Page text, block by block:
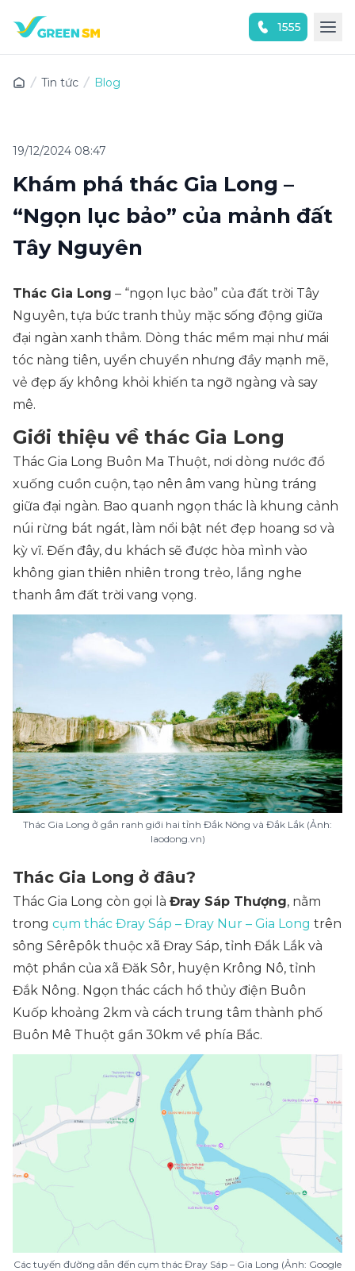
1555
Tin tức Blog
19/12/2024 08:47
Khám phá thác Gia Long –
“Ngọn lục bảo” của mảnh đất
Tây Nguyên
Thác Gia Long – “ngọn lục bảo” của đất trời Tây
Nguyên, tựa bức tranh thủy mặc sống động giữa
đại ngàn xanh thẳm. Dòng thác mềm mại như mái
tóc nàng tiên, uyển chuyển nhưng đầy mạnh mẽ,
vẻ đẹp ấy không khỏi khiến ta ngỡ ngàng và say
mê.
Giới thiệu về thác Gia Long
Thác Gia Long Buôn Ma Thuột, nơi dòng nước đổ
xuống cuồn cuộn, tạo nên âm vang hùng tráng
giữa đại ngàn. Bao quanh ngọn thác là khung cảnh
núi rừng bát ngát, làm nổi bật nét đẹp hoang sơ và
kỳ vĩ. Đến đây, du khách sẽ được hòa mình vào
không gian thiên nhiên trong trẻo, lắng nghe
thanh âm đất trời vang vọng.
Thác Gia Long ở gần ranh giới hai tỉnh Đắk Nông và Đắk Lắk (Ảnh:
laodong.vn)
Thác Gia Long ở đâu?
Thác Gia Long còn gọi là Đray Sáp Thượng, nằm
trong cụm thác Đray Sáp – Đray Nur – Gia Long trên
sông Sêrêpôk thuộc xã Đray Sáp, tỉnh Đắk Lắk và
một phần của xã Đăk Sôr, huyện Krông Nô, tỉnh
Đắk Nông. Ngọn thác cách hồ thủy điện Buôn
Kuốp khoảng 2km và cách trung tâm thành phố
Buôn Mê Thuột gần 30km về phía Bắc.
Các tuyến đường dẫn đến cụm thác Đray Sáp – Gia Long (Ảnh: Google